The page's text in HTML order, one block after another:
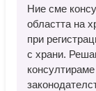
Ние сме
областта на
при
с храни.